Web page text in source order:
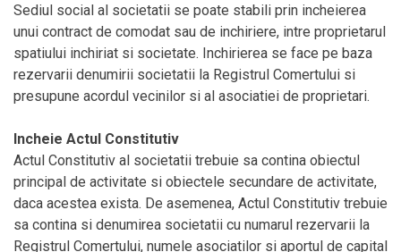
Sediul social al societatii se poate stabili prin incheierea
unui contract de comodat sau de inchiriere, intre proprietarul
spatiului inchiriat si societate. Inchirierea se face pe baza
rezervarii denumirii societatii la Registrul Comertului si
presupune acordul vecinilor si al asociatiei de proprietari.
Incheie Actul Constitutiv
Actul Constitutiv al societatii trebuie sa contina obiectul
principal de activitate si obiectele secundare de activitate,
daca acestea exista. De asemenea, Actul Constitutiv trebuie
sa contina si denumirea societatii cu numarul rezervarii la
Registrul Comertului, numele asociatilor si aportul de capital